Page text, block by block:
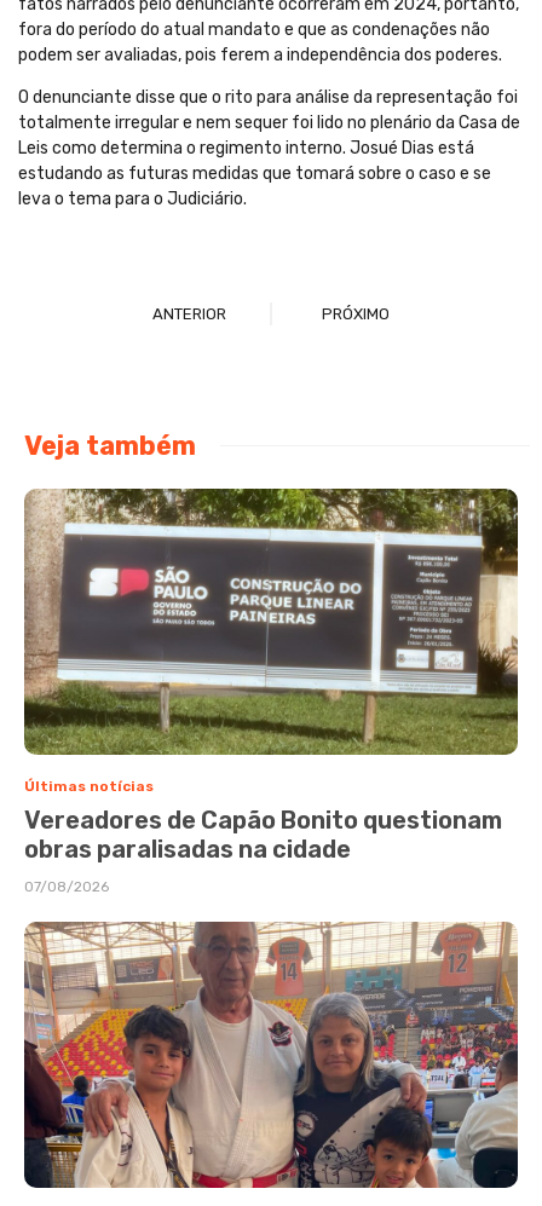
fora do período do atual mandato e que as condenações não
podem ser avaliadas, pois ferem a independência dos poderes.
O denunciante disse que o rito para análise da representação foi
totalmente irregular e nem sequer foi lido no plenário da Casa de
Leis como determina o regimento interno. Josué Dias está
estudando as futuras medidas que tomará sobre o caso e se
leva o tema para o Judiciário.
ANTERIOR PRÓXIMO
Veja também
Últimas notícias
Vereadores de Capão Bonito questionam
obras paralisadas na cidade
07/08/2026